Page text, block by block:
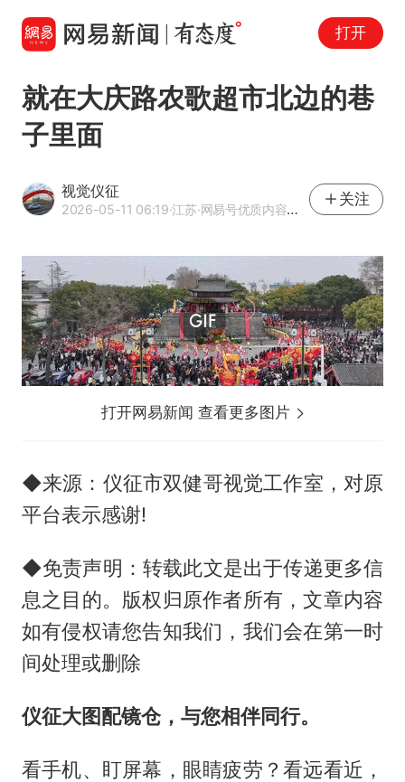
打开
就在大庆路农歌超市北边的巷
子里面
视觉仪征
2026-05-11 06:19·江苏·网易号优质内容创作者
关注
打开网易新闻 查看更多图片
◆来源：仪征市双健哥视觉工作室，对原
平台表示感谢!
◆免责声明：转载此文是出于传递更多信
息之目的。版权归原作者所有，文章内容
如有侵权请您告知我们，我们会在第一时
间处理或删除
仪征大图配镜仓，与您相伴同行。
看手机、盯屏幕，眼睛疲劳？看远看近，